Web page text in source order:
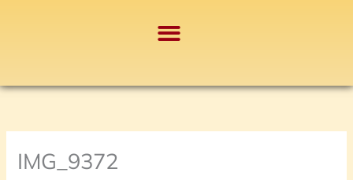
IMG_9372